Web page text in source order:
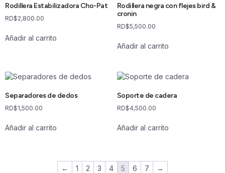
Rodillera Estabilizadora Cho-Pat
RD$2,800.00
Añadir al carrito
Rodillera negra con flejes bird &
cronin
RD$5,500.00
Añadir al carrito
Separadores de dedos
RD$1,500.00
Añadir al carrito
Soporte de cadera
RD$4,500.00
Añadir al carrito
← 1 2 3 4 5 6 7 →